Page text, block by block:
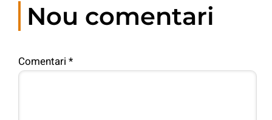
Nou comentari
Comentari *